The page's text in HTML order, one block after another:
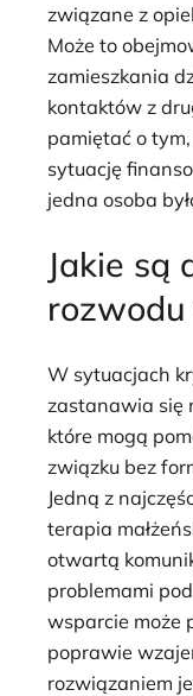
związane z
Może to
zamieszkania
kontaktów z
pamiętać o
sytuację
jedna osoba
Jakie są
W sytuacjach
zastanawia się
które mogą
związku bez
Jedną z
terapia
otwartą
problemami
wsparcie może
poprawie
rozwiązaniem